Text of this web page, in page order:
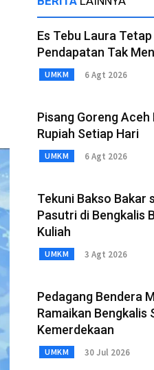
Es Tebu Laura
Pendapatan Tak
UMKM 6 Agt 2026
Pisang Goreng Aceh
Rupiah Setiap Hari
UMKM 6 Agt 2026
Tekuni Bakso Bakar
Pasutri di Bengkalis
Kuliah
UMKM 3 Agt 2026
Pedagang Bendera
Ramaikan Bengkalis
Kemerdekaan
UMKM 30 Jul 2026